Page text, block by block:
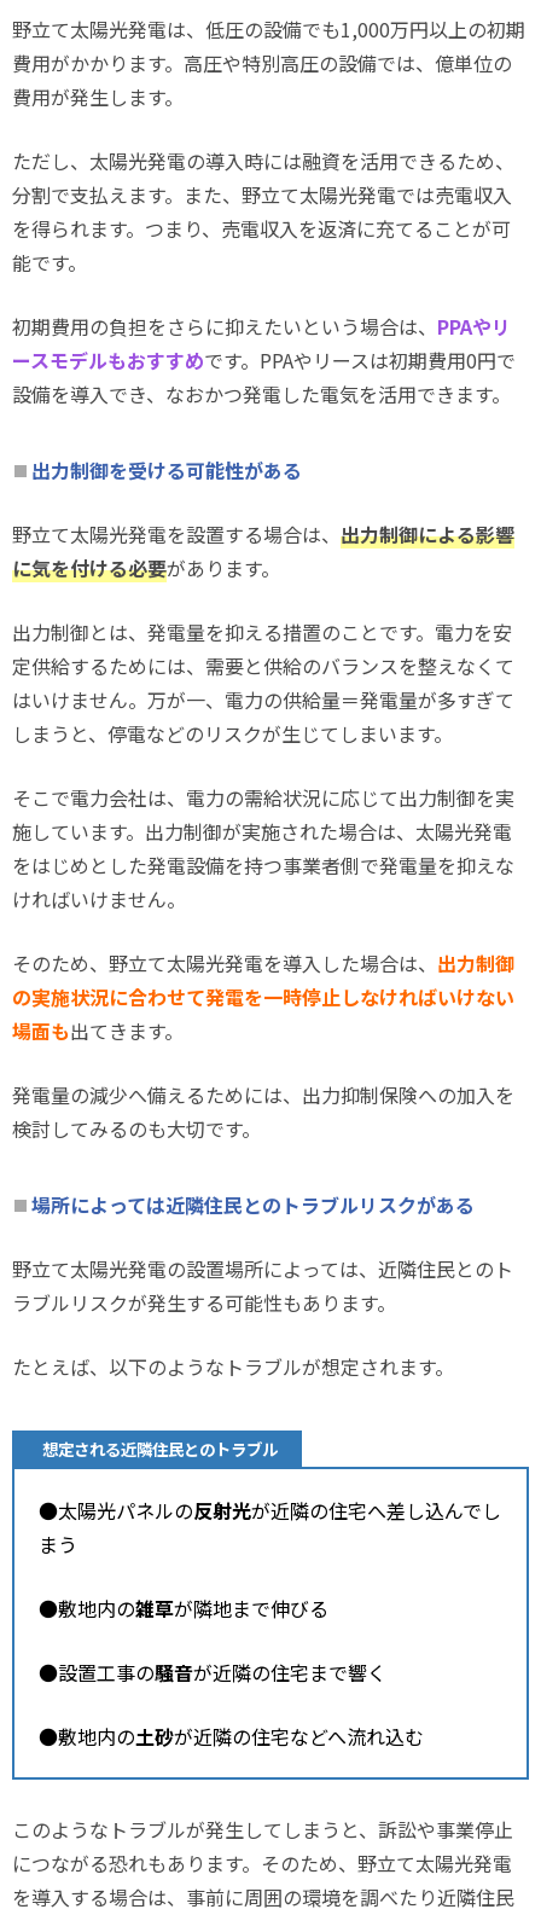
野立て太陽光発電は、低圧の設備でも1,000万円以上の初期
費用がかかります。高圧や特別高圧の設備では、億単位の
費用が発生します。
ただし、太陽光発電の導入時には融資を活用できるため、
分割で支払えます。また、野立て太陽光発電では売電収入
を得られます。つまり、売電収入を返済に充てることが可
能です。
初期費用の負担をさらに抑えたいという場合は、 PPAやリ
ースモデルもおすすめです。PPAやリースは初期費用0円で
設備を導入でき、なおかつ発電した電気を活用できます。
出力制御を受ける可能性がある
野立て太陽光発電を設置する場合は、 出力制御による影響
に気を付ける必要があります。
出力制御とは、発電量を抑える措置のことです。電力を安
定供給するためには、需要と供給のバランスを整えなくて
はいけません。万が一、電力の供給量＝発電量が多すぎて
しまうと、停電などのリスクが生じてしまいます。
そこで電力会社は、電力の需給状況に応じて出力制御を実
施しています。出力制御が実施された場合は、太陽光発電
をはじめとした発電設備を持つ事業者側で発電量を抑えな
ければいけません。
そのため、野立て太陽光発電を導入した場合は、 出力制御
の実施状況に合わせて発電を一時停止しなければいけない
場面も出てきます。
発電量の減少へ備えるためには、出力抑制保険への加入を
検討してみるのも大切です。
場所によっては近隣住民とのトラブルリスクがある
野立て太陽光発電の設置場所によっては、近隣住民とのト
ラブルリスクが発生する可能性もあります。
たとえば、以下のようなトラブルが想定されます。
想定される近隣住民とのトラブル
●太陽光パネルの反射光が近隣の住宅へ差し込んでし
まう
●敷地内の雑草が隣地まで伸びる
●設置工事の騒音が近隣の住宅まで響く
●敷地内の土砂が近隣の住宅などへ流れ込む
このようなトラブルが発生してしまうと、訴訟や事業停止
につながる恐れもあります。そのため、野立て太陽光発電
を導入する場合は、事前に周囲の環境を調べたり近隣住民